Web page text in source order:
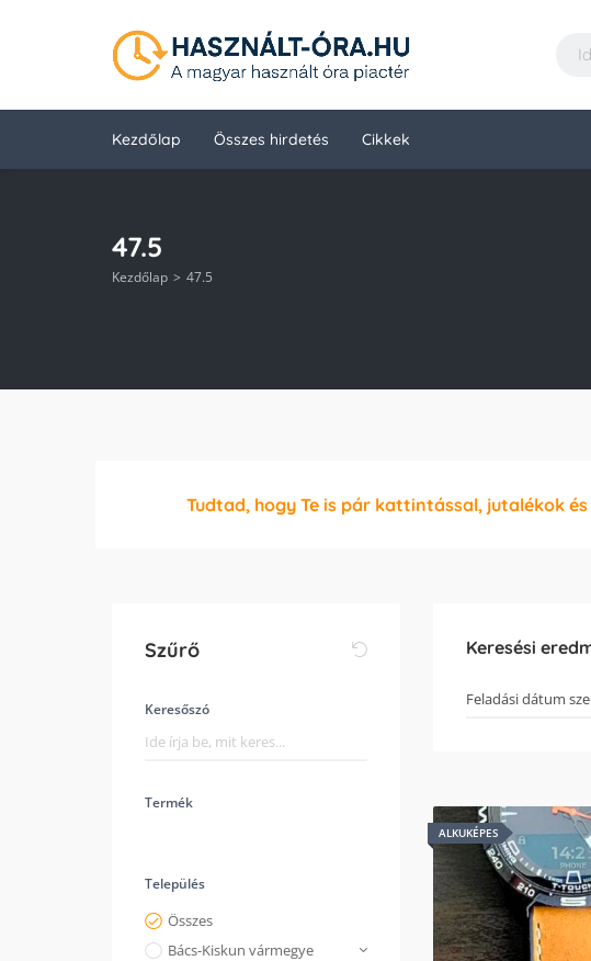
Kezdőlap Összes hirdetés Cikkek
47.5
Kezdőlap 47.5
Tudtad, hogy Te is pár kattintással, jutalékok
Szűrő
Keresőszó
Termék
Település
Összes
Bács-Kiskun vármegye
Keresési
ALKUKÉPES